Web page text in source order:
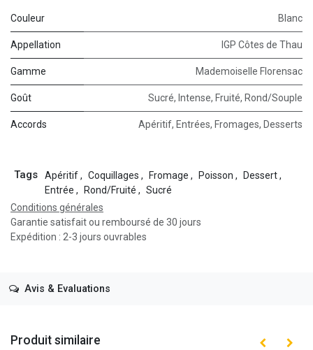
Couleur Blanc
Appellation IGP Côtes de Thau
Gamme Mademoiselle Florensac
Goût Sucré, Intense, Fruité, Rond/Souple
Accords Apéritif, Entrées, Fromages, Desserts
Tags Apéritif, Coquillages , Fromage , Poisson , Dessert,
Entrée , Rond/Fruité , Sucré
Conditions générales
Garantie satisfait ou remboursé de 30 jours
Expédition : 2-3 jours ouvrables
Avis & Evaluations
Produit similaire